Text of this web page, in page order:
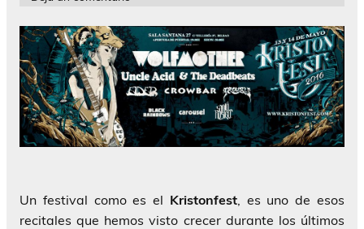
Un festival como es el Kristonfest, es uno de esos
recitales que hemos visto crecer durante los últimos